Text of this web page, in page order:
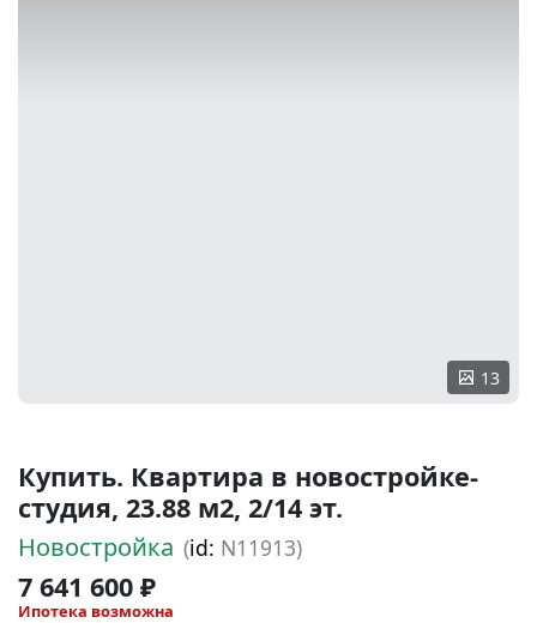
13
Купить. Квартира в новостройке-
студия, 23.88 м2, 2/14 эт.
Новостройка (id: N11913)
7 641 600 ₽
Ипотека возможна